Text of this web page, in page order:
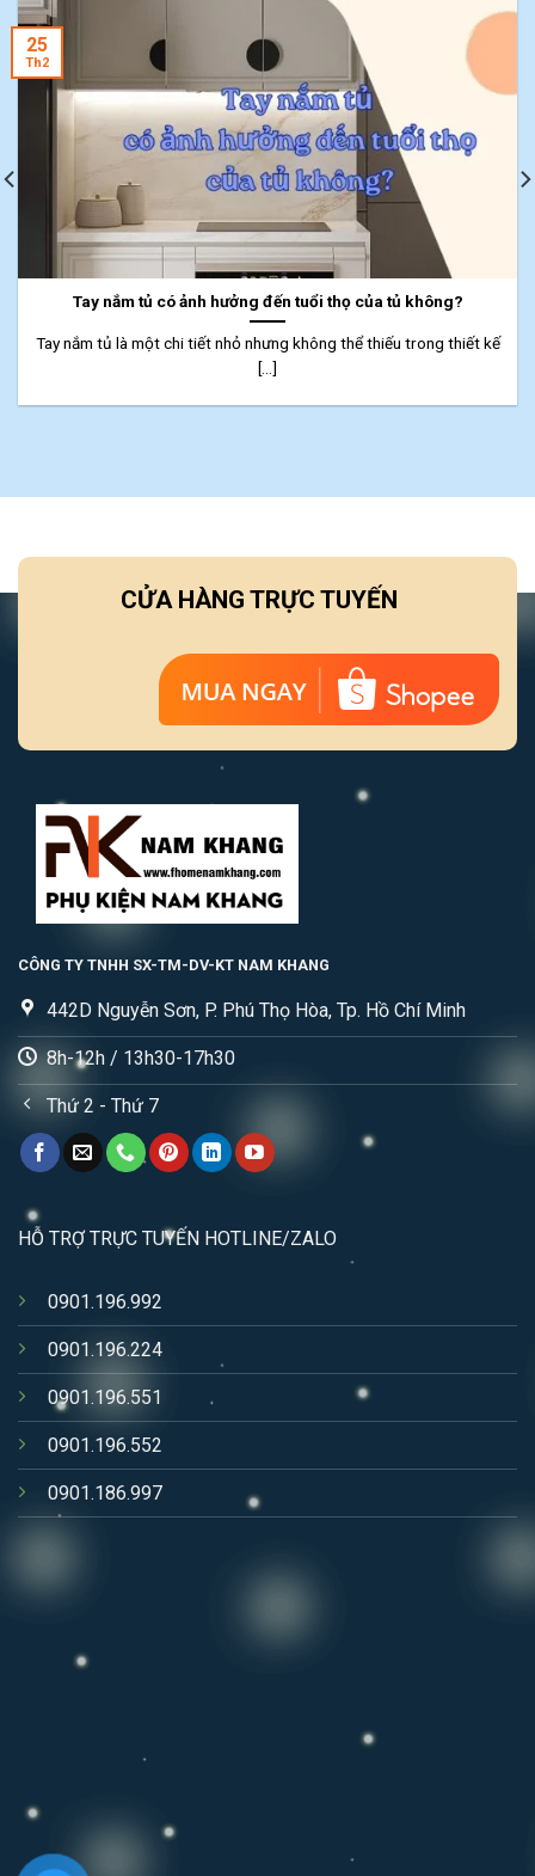
Tay nắm tủ có ảnh hưởng đến tuổi thọ của tủ không?
Tay nắm tủ là một chi tiết nhỏ nhưng không thể thiếu trong thiết kế
[...]
25
Th2
CỬA HÀNG TRỰC TUYẾN
CÔNG TY TNHH SX-TM-DV-KT NAM KHANG
442D Nguyễn Sơn, P. Phú Thọ Hòa, Tp. Hồ Chí Minh
8h-12h / 13h30-17h30
Thứ 2 - Thứ 7
HỖ TRỢ TRỰC TUYẾN HOTLINE/ZALO
0901.196.992
0901.196.224
0901.196.551
0901.196.552
0901.186.997